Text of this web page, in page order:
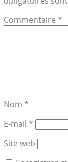
Commentaire *
Nom *
E-mail *
Site web